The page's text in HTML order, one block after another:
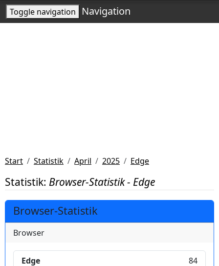
Toggle navigation Navigation
Start Statistik April 2025 Edge
Statistik: Browser-Statistik - Edge
Browser-Statistik
Browser
Edge 84